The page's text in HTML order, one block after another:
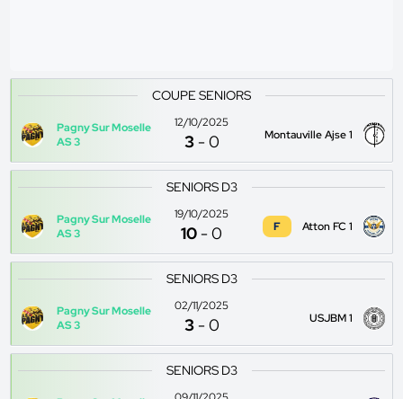
COUPE SENIORS
Pagny Sur Moselle
AS 3
12/10/2025
3 -0 Montauville Ajse 1
SENIORS D3
Pagny Sur Moselle
AS 3
19/10/2025
10 -0 F Atton FC 1
SENIORS D3
Pagny Sur Moselle
AS 3
02/11/2025
3 -0 USJBM 1
SENIORS D3